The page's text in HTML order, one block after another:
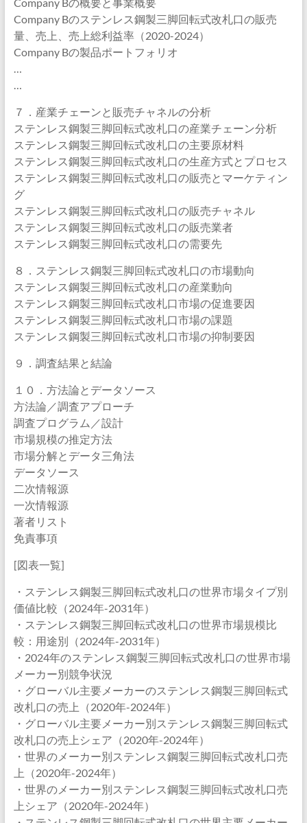
Company Bのステンレス鋼製三脚回転式改札口の販売
量、売上、売上総利益率（2020-2024）
Company Bの製品ポートフォリオ
…
…
７．産業チェーンと販売チャネルの分析
ステンレス鋼製三脚回転式改札口の産業チェーン分析
ステンレス鋼製三脚回転式改札口の主要原材料
ステンレス鋼製三脚回転式改札口の生産方式とプロセス
ステンレス鋼製三脚回転式改札口の販売とマーケティン
グ
ステンレス鋼製三脚回転式改札口の販売チャネル
ステンレス鋼製三脚回転式改札口の販売業者
ステンレス鋼製三脚回転式改札口の需要先
８．ステンレス鋼製三脚回転式改札口の市場動向
ステンレス鋼製三脚回転式改札口の産業動向
ステンレス鋼製三脚回転式改札口市場の促進要因
ステンレス鋼製三脚回転式改札口市場の課題
ステンレス鋼製三脚回転式改札口市場の抑制要因
９．調査結果と結論
１０．方法論とデータソース
方法論／調査アプローチ
調査プログラム／設計
市場規模の推定方法
市場分解とデータ三角法
データソース
二次情報源
一次情報源
著者リスト
免責事項
[図表一覧]
・ステンレス鋼製三脚回転式改札口の世界市場タイプ別
価値比較（2024年-2031年）
・ステンレス鋼製三脚回転式改札口の世界市場規模比
較：用途別（2024年-2031年）
・2024年のステンレス鋼製三脚回転式改札口の世界市場
メーカー別競争状況
・グローバル主要メーカーのステンレス鋼製三脚回転式
改札口の売上（2020年-2024年）
・グローバル主要メーカー別ステンレス鋼製三脚回転式
改札口の売上シェア（2020年-2024年）
・世界のメーカー別ステンレス鋼製三脚回転式改札口売
上（2020年-2024年）
・世界のメーカー別ステンレス鋼製三脚回転式改札口売
上シェア（2020年-2024年）